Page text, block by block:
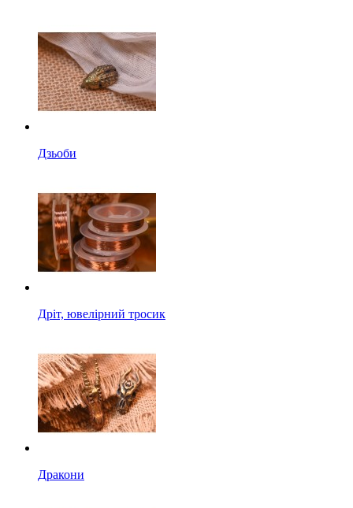
Дзьоби
Дріт, ювелірний тросик
Дракони